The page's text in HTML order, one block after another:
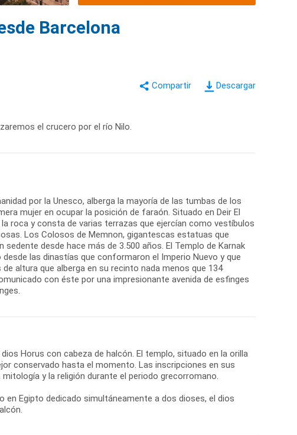
Barcelona
Descargar
el crucero por el río Nilo.
por la Unesco, alberga la mayoría de las tumbas de los
mujer en ocupar la posición de faraón. Situado en Deir El
roca y consta de varias terrazas que ejercían como vestíbulos
Los Colosos de Memnon, gigantescas estatuas que
desde hace más de 3.500 años. El Templo de Karnak
las dinastías que conformaron el Imperio Nuevo y que
altura que alberga en su recinto nada menos que 134
con éste por una impresionante avenida de esfinges
Horus con cabeza de halcón. El templo, situado en la orilla
conservado hasta el momento. Las inscripciones en sus
y la religión durante el periodo grecorromano.
en Egipto dedicado simultáneamente a dos dioses, el dios